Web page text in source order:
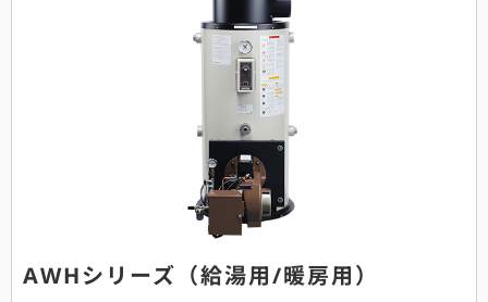
AWHシリーズ（給湯用/暖房用）